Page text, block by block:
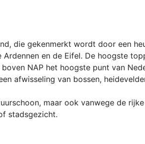
die gekenmerkt wordt door een
en de Eifel. De hoogste
NAP het hoogste punt van
afwisseling van bossen,
maar ook vanwege de rijke
stadsgezicht.